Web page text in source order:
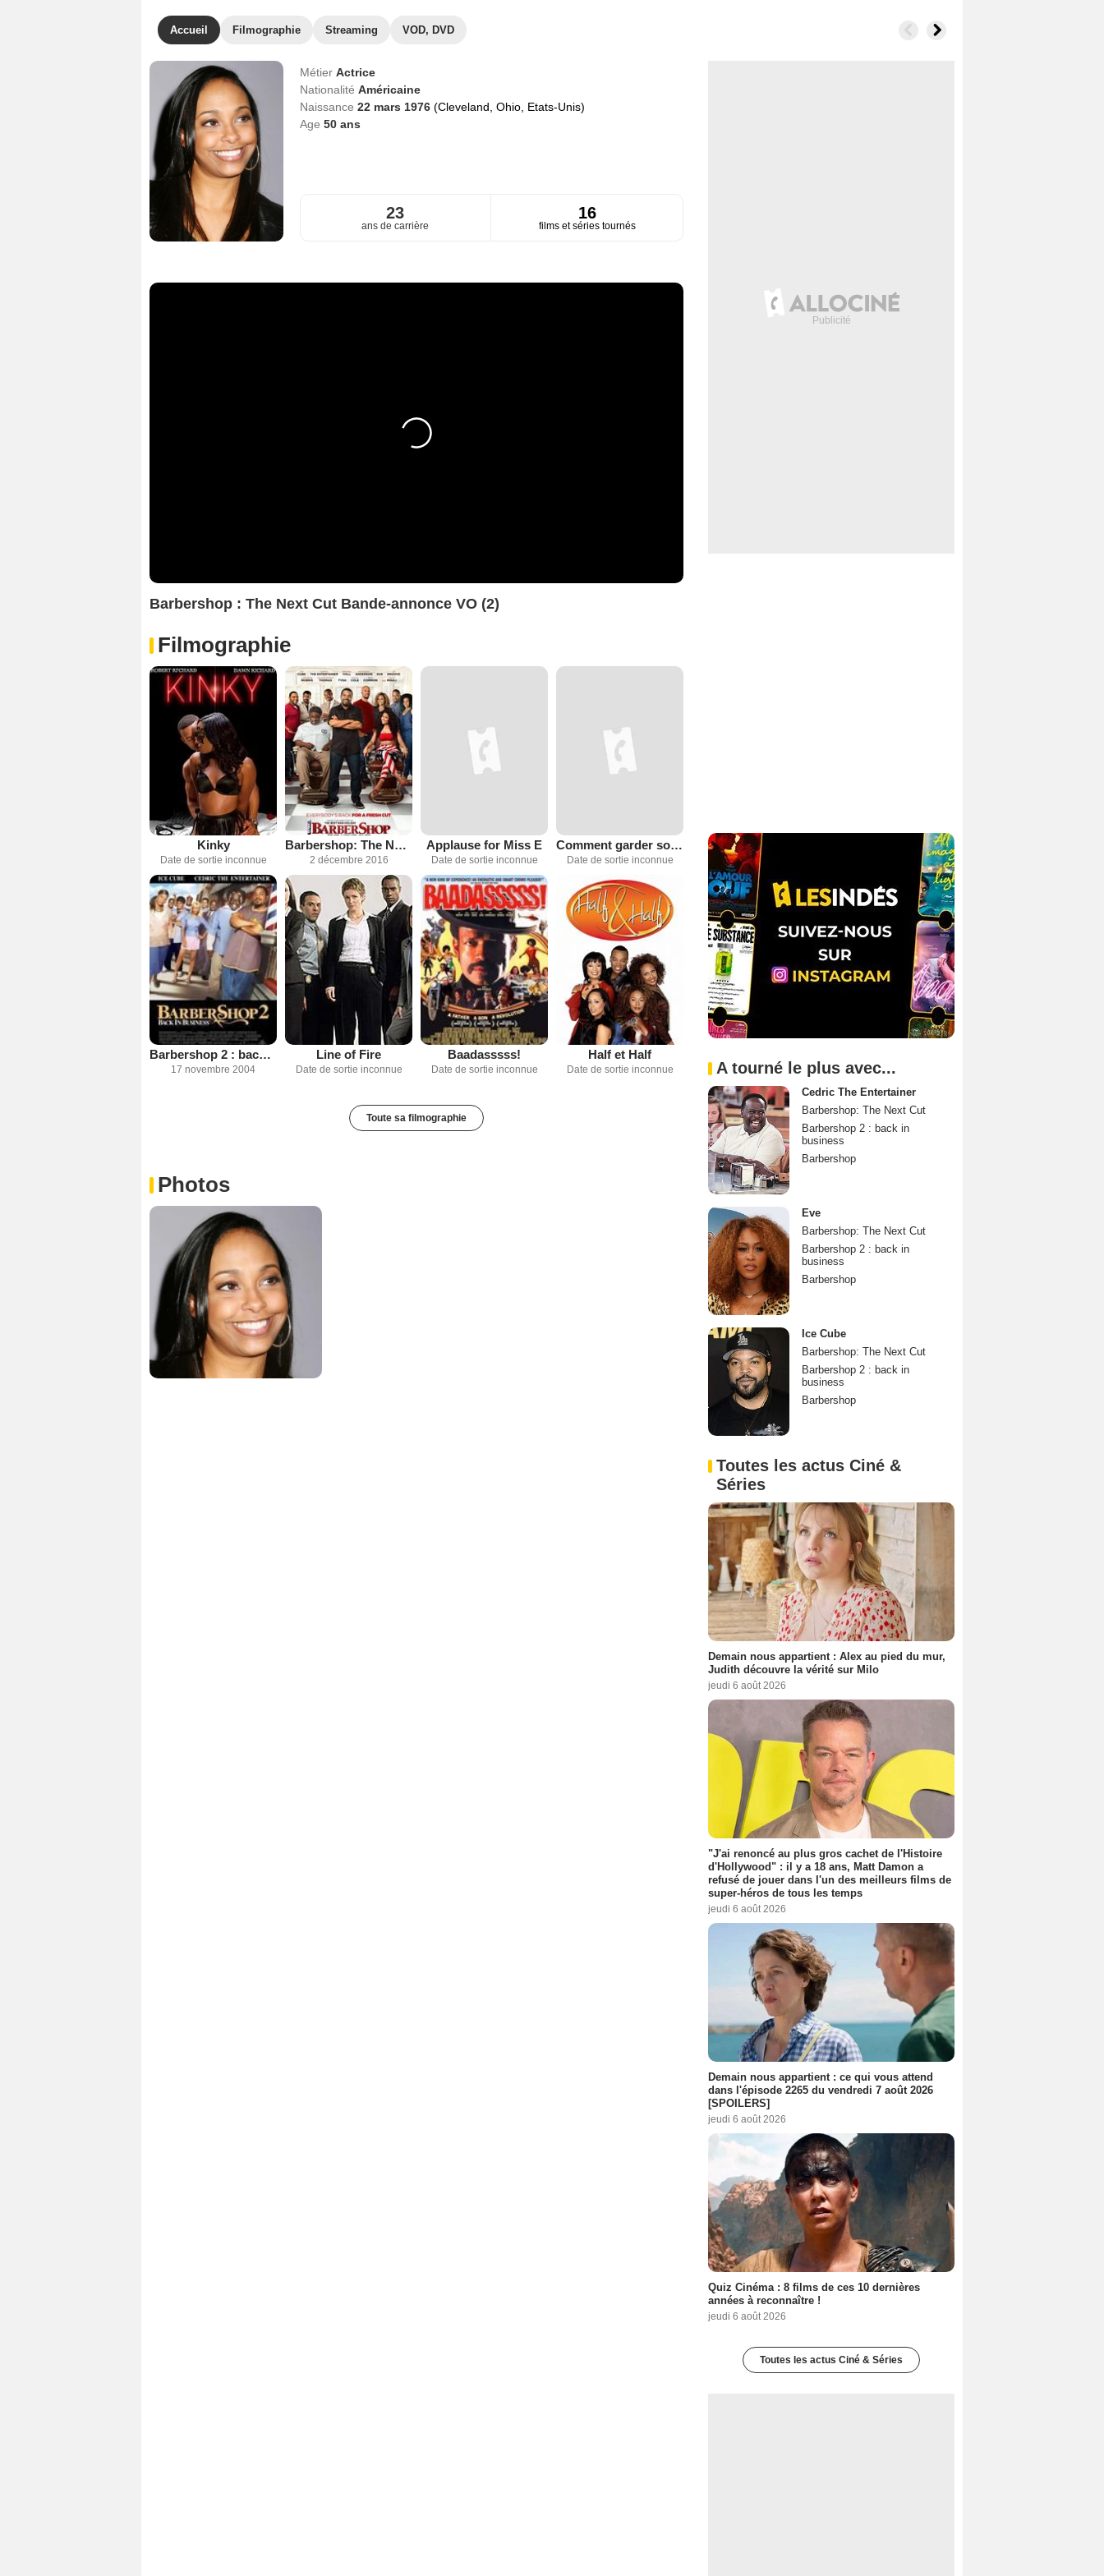
Accueil Filmographie Streaming VOD, DVD
Métier Actrice
Nationalité Américaine
Naissance 22 mars 1976 (Cleveland, Ohio, Etats-Unis)
Age 50ans
23
ans de carrière
16
films et séries tournés
Barbershop : The Next Cut Bande-annonce VO (2)
Filmographie
Kinky
Date de sortie inconnue
Barbershop: The Next Cut
2 décembre 2016
Applause for Miss E
Date de sortie inconnue
Comment garder son homme
Date de sortie inconnue
Barbershop 2 : back in business
17 novembre 2004
Line of Fire
Date de sortie inconnue
Baadasssss!
Date de sortie inconnue
Half et Half
Date de sortie inconnue
Toute sa filmographie
Photos
A tourné le plus avec...
Cedric The Entertainer
Barbershop: The Next Cut
Barbershop 2 : back in
business
Barbershop
Eve
Barbershop: The Next Cut
Barbershop 2 : back in
business
Barbershop
Ice Cube
Barbershop: The Next Cut
Barbershop 2 : back in
business
Barbershop
Toutes les actus Ciné &
Séries
Demain nous appartient : Alex au pied du mur,
Judith découvre la vérité sur Milo
jeudi 6 août 2026
"J'ai renoncé au plus gros cachet de l'Histoire
d'Hollywood" : il y a 18 ans, Matt Damon a
refusé de jouer dans l'un des meilleurs films de
super-héros de tous les temps
jeudi 6 août 2026
Demain nous appartient : ce qui vous attend
dans l'épisode 2265 du vendredi 7 août 2026
[SPOILERS]
jeudi 6 août 2026
Quiz Cinéma : 8 films de ces 10 dernières
années à reconnaître !
jeudi 6 août 2026
Toutes les actus Ciné & Séries